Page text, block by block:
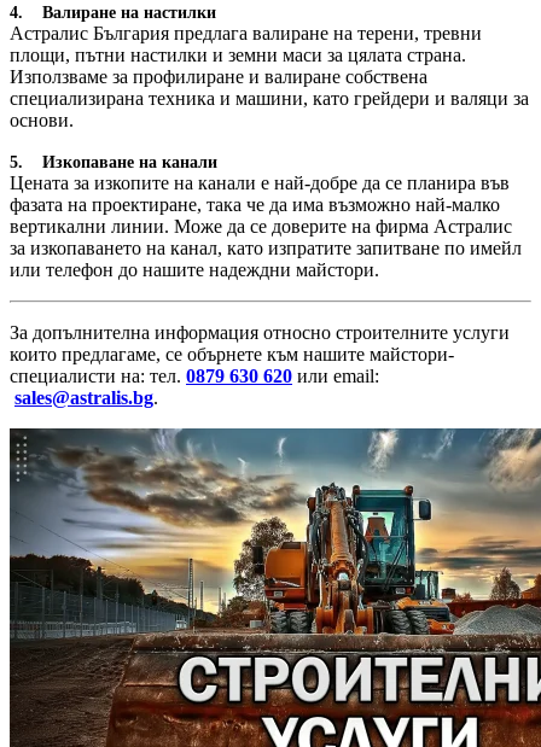
4. Валиране на настилки
Астралис България предлага валиране на терени, тревни
площи, пътни настилки и земни маси за цялата страна.
Използваме за профилиране и валиране собствена
специализирана техника и машини, като грейдери и валяци за
основи.
5. Изкопаване на канали
Цената за изкопите на канали е най-добре да се планира във
фазата на проектиране, така че да има възможно най-малко
вертикални линии. Може да се доверите на фирма Астралис
за изкопаването на канал, като изпратите запитване по имейл
или телефон до нашите надеждни майстори.
За допълнителна информация относно строителните услуги
които предлагаме, се обърнете към нашите майстори-
специалисти на: тел. 0879 630 620 или email:
sales@astralis.bg.